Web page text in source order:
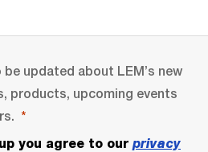
be updated about LEM’s new
products, upcoming events
you agree to our privacy